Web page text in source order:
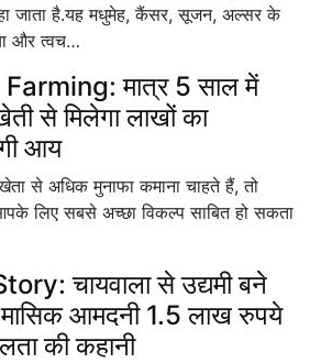
जाता है.यह मधुमेह, कैंसर, सूजन, अल्सर के
और त्वच…
मात्र 5 साल में
से मिलेगा लाखों का
आय
से अधिक मुनाफा कमाना चाहते हैं, तो
लिए सबसे अच्छा विकल्प साबित हो सकता
चायवाला से उद्यमी बने
आमदनी 1.5 लाख रुपये
की कहानी